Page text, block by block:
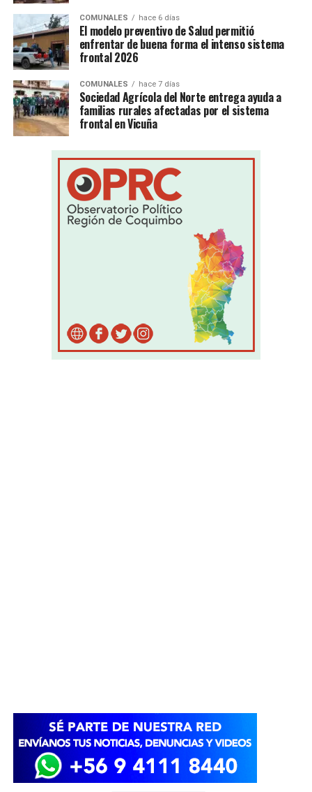
COMUNALES hace 6 días
El modelo preventivo de Salud permitió
enfrentar de buena forma el intenso sistema
frontal 2026
COMUNALES hace 7 días
Sociedad Agrícola del Norte entrega ayuda a
familias rurales afectadas por el sistema
frontal en Vicuña